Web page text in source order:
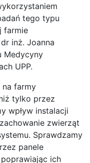
tego typu
farmie
inż. Joanna
Medycyny
UPP.
farmy
tylko przez
wpływ instalacji
zwierząt
Sprawdzamy
panele
ich